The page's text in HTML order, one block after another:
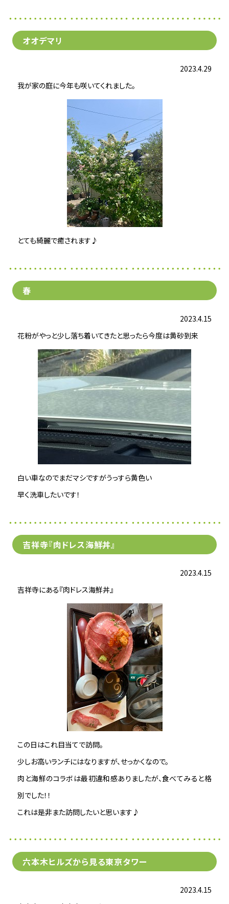
オオデマリ
2023.4.29
我が家の庭に今年も咲いてくれました。
とても綺麗で癒されます♪
春
2023.4.15
花粉がやっと少し落ち着いてきたと思ったら今度は黄砂到来
白い車なのでまだマシですがうっすら黄色い
早く洗車したいです！
吉祥寺『肉ドレス海鮮丼』
2023.4.15
吉祥寺にある『肉ドレス海鮮丼』
この日はこれ目当てで訪問。
少しお高いランチにはなりますが、せっかくなので。
肉と海鮮のコラボは最初違和感ありましたが、食べてみると格
別でした！！
これは是非また訪問したいと思います♪
六本木ヒルズから見る東京タワー
2023.4.15